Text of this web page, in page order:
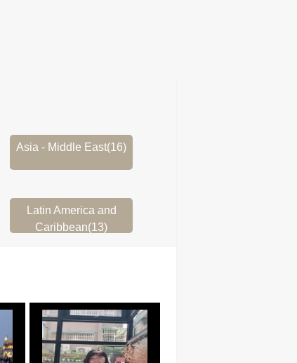
Asia - Middle East(16)
Latin America and
Caribbean(13)